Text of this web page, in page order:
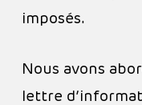
imposés.
Nous avons
lettre